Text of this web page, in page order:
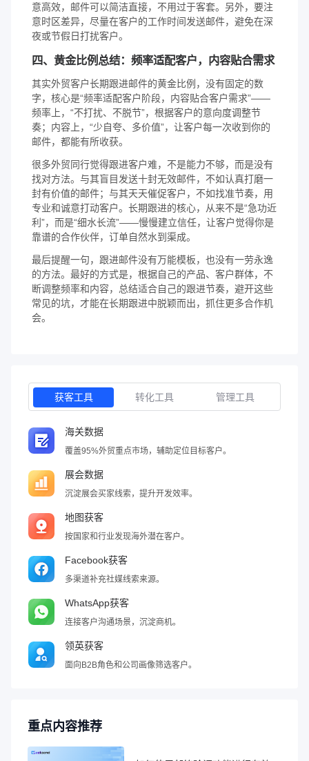
意高效，邮件可以简洁直接，不用过于客套。另外，要注
意时区差异，尽量在客户的工作时间发送邮件，避免在深
夜或节假日打扰客户。
四、黄金比例总结：频率适配客户，内容贴合需求
其实外贸客户长期跟进邮件的黄金比例，没有固定的数
字，核心是“频率适配客户阶段，内容贴合客户需求”——
频率上，“不打扰、不脱节”，根据客户的意向度调整节
奏；内容上，“少自夸、多价值”，让客户每一次收到你的
邮件，都能有所收获。
很多外贸同行觉得跟进客户难，不是能力不够，而是没有
找对方法。与其盲目发送十封无效邮件，不如认真打磨一
封有价值的邮件；与其天天催促客户，不如找准节奏，用
专业和诚意打动客户。长期跟进的核心，从来不是“急功近
利”，而是“细水长流”——慢慢建立信任，让客户觉得你是
靠谱的合作伙伴，订单自然水到渠成。
最后提醒一句，跟进邮件没有万能模板，也没有一劳永逸
的方法。最好的方式是，根据自己的产品、客户群体，不
断调整频率和内容，总结适合自己的跟进节奏，避开这些
常见的坑，才能在长期跟进中脱颖而出，抓住更多合作机
会。
获客工具 转化工具 管理工具
海关数据
覆盖95%外贸重点市场，辅助定位目标客户。
展会数据
沉淀展会买家线索，提升开发效率。
地图获客
按国家和行业发现海外潜在客户。
Facebook获客
多渠道补充社媒线索来源。
WhatsApp获客
连接客户沟通场景，沉淀商机。
领英获客
面向B2B角色和公司画像筛选客户。
重点内容推荐